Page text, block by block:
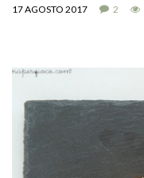
17 AGOSTO 2017 2